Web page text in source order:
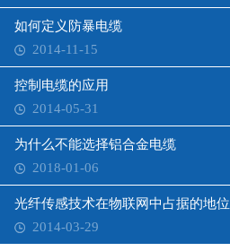
如何定义防暴电缆
2014-11-15
控制电缆的应用
2014-05-31
为什么不能选择铝合金电缆
2018-01-06
光纤传感技术在物联网中占据的地位
2014-03-29